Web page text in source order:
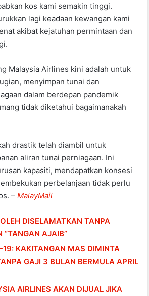
kos kami semakin tinggi.
lagi keadaan kewangan kami
akibat kejatuhan permintaan dan
Malaysia Airlines kini adalah untuk
menyimpan tunai dan
dalam berdepan pandemik
tidak diketahui bagaimanakah
drastik telah diambil untuk
aliran tunai perniagaan. Ini
kapasiti, mendapatkan konsesi
perbelanjaan tidak perlu
–MalayMail
DISELAMATKAN TANPA
“TANGAN AJAIB”
19: KAKITANGAN MAS DIMINTA
GAJI 3 BULAN BERMULA APRIL
AIRLINES AKAN DIJUAL JIKA